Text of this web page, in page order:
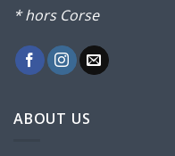
* hors Corse
ABOUT US